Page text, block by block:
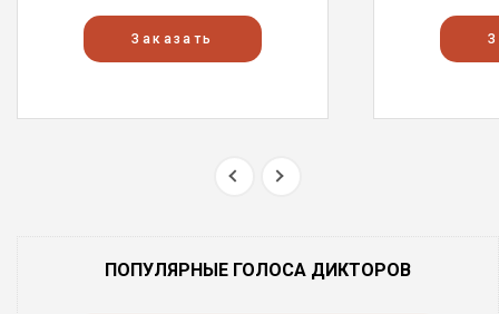
Заказать
ПОПУЛЯРНЫЕ ГОЛОСА ДИКТОРОВ